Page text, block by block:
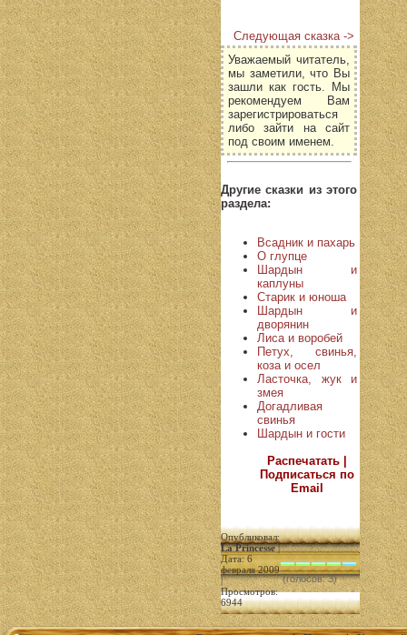
Следующая сказка ->
Уважаемый читатель,
мы заметили, что Вы
зашли как гость. Мы
рекомендуем Вам
зарегистрироваться
либо зайти на сайт
под своим именем.
Другие сказки из этого
раздела:
Всадник и пахарь
О глупце
Шардын и
каплуны
Старик и юноша
Шардын и
дворянин
Лиса и воробей
Петух, свинья,
коза и осел
Ласточка, жук и
змея
Догадливая
свинья
Шардын и гости
Распечатать |
Подписаться по
Email
Опубликовал:
La Princesse|
Дата: 6
февраля 2009
|
Просмотров:
6944
(голосов: 3)